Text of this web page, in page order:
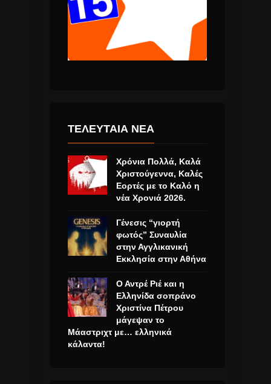
ΤΕΛΕΥΤΑΙΑ ΝΕΑ
Χρόνια Πολλά, Καλά
Χριστούγεννα, Καλές
Εορτές με το Καλό η
νέα Χρονιά 2026.
Γένεσις “γιορτή
φωτός” Συναυλία
στην Αγγλικανική
Εκκλησία στην Αθήνα
Ο Αντρέ Ριέ και η
Ελληνίδα σοπράνο
Χριστίνα Πέτρου
μάγεψαν το
Μάαστριχτ με… ελληνικά
κάλαντα!